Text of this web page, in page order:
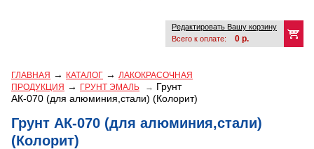
Редактировать Вашу корзину
Всего к оплате:
0 р.
ГЛАВНАЯ → КАТАЛОГ → ЛАКОКРАСОЧНАЯ
ПРОДУКЦИЯ → ГРУНТ ЭМАЛЬ → Грунт
АК-070 (для алюминия,стали) (Колорит)
Грунт АК-070 (для алюминия,стали)
(Колорит)